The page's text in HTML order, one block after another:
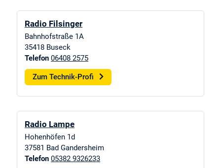
Radio Filsinger
Bahnhofstraße 1A
35418 Buseck
Telefon 06408 2575
Zum Technik-Profi
Radio Lampe
Hohenhöfen 1d
37581 Bad Gandersheim
Telefon 05382 9326233